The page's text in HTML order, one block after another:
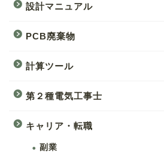
設計マニュアル
PCB廃棄物
計算ツール
第２種電気工事士
キャリア・転職
副業